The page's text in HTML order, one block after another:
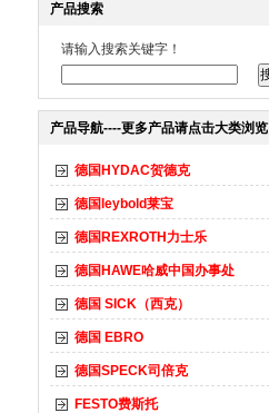
产品搜索
请输入搜索关键字！
产品导航----更多产品请点击大类浏览
德国HYDAC贺德克
德国leybold莱宝
德国REXROTH力士乐
德国HAWE哈威中国办事处
德国 SICK（西克）
德国 EBRO
德国SPECK司倍克
FESTO费斯托